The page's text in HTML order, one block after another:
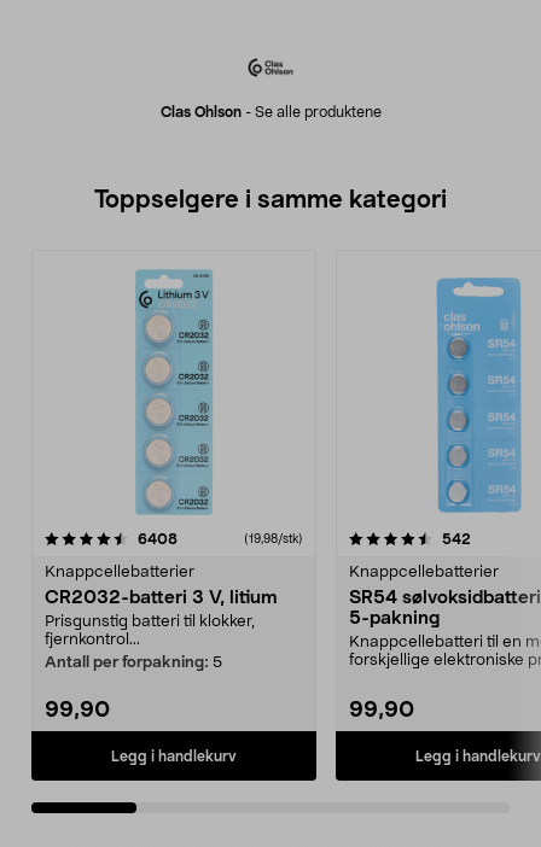
Clas Ohlson- Se alle produktene
Toppselgere i samme kategori
6408anmeldelser(19,98/stk)
Knappcellebatterier
CR2032-batteri 3 V, litium
Prisgunstig batteri til klokker,
fjernkontrol...
Antall per forpakning: 5
99,90
Legg i handlekurv
4.5 av 5 stjerner 542
Knappcellebatterier
SR54 sølvoksidbatteri
5-pakning
Knappcellebatteri til en
forskjellige elektroniske
99,90
Legg i handlekurv
4.5 av 5 stjerner